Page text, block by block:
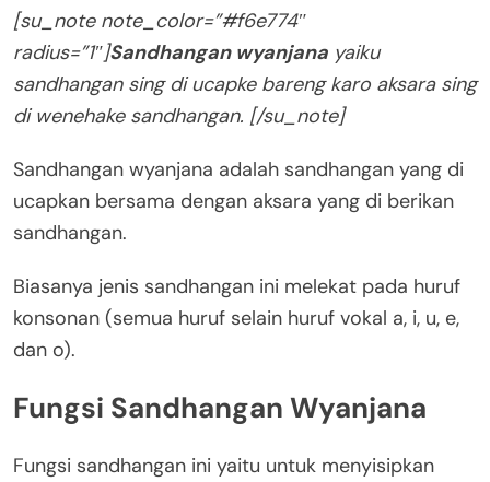
[su_note note_color=”#f6e774″
radius=”1″]Sandhangan wyanjana yaiku
sandhangan sing di ucapke bareng karo aksara sing
di wenehake sandhangan. [/su_note]
Sandhangan wyanjana adalah sandhangan yang di
ucapkan bersama dengan aksara yang di berikan
sandhangan.
Biasanya jenis sandhangan ini melekat pada huruf
konsonan (semua huruf selain huruf vokal a, i, u, e,
dan o).
Fungsi Sandhangan Wyanjana
Fungsi sandhangan ini yaitu untuk menyisipkan